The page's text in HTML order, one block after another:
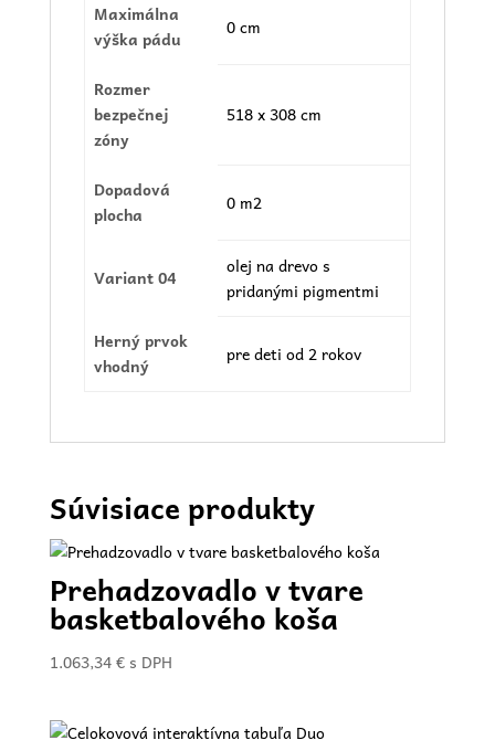
Maximálna
výška pádu
0 cm
Rozmer
bezpečnej
zóny
518 x 308 cm
Dopadová
plocha
0 m2
Variant 04
olej na drevo s
pridanými pigmentmi
Herný prvok
vhodný
pre deti od 2 rokov
Súvisiace produkty
Prehadzovadlo v tvare
basketbalového koša
1.063,34€ s DPH